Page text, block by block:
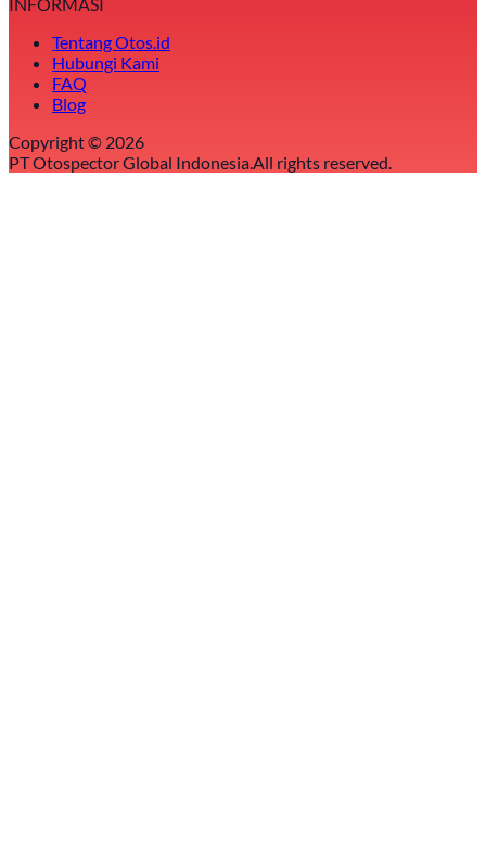
INFORMASI
Tentang Otos.id
Hubungi Kami
FAQ
Blog
Copyright © 2026
PT Otospector Global Indonesia.All rights reserved.